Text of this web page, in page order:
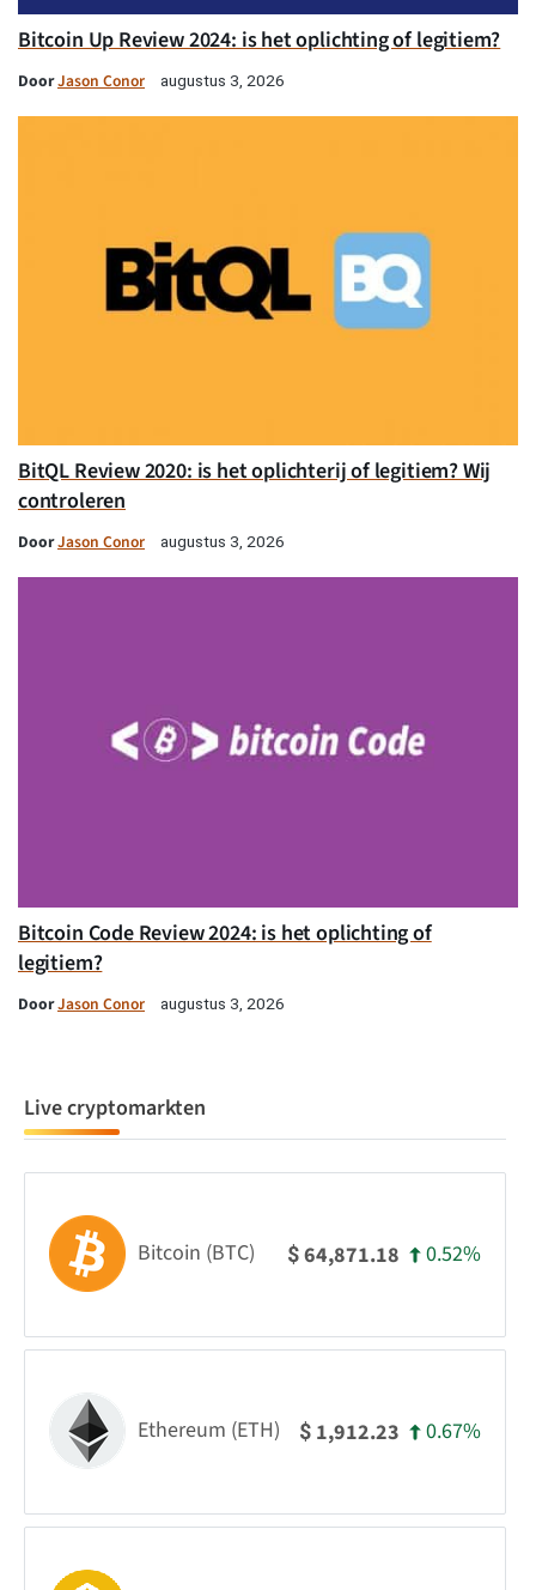
Bitcoin Up Review 2024: is het oplichting of legitiem?
DoorJason Conor augustus 3, 2026
BitQL Review 2020: is het oplichterij of legitiem? Wij
controleren
DoorJason Conor augustus 3, 2026
Bitcoin Code Review 2024: is het oplichting of
legitiem?
DoorJason Conor augustus 3, 2026
Live cryptomarkten
Bitcoin (BTC) $64,871.18 0.52%
Ethereum (ETH) $ 1,912.23 0.67%